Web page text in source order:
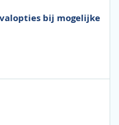
bij mogelijke